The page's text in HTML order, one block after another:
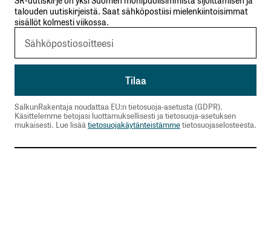
talouden uutiskirjeistä. Saat sähköpostiisi mielenkiintoisimmat
sisällöt kolmesti viikossa.
SalkunRakentaja noudattaa EU:n tietosuoja-asetusta (GDPR).
Käsittelemme tietojasi luottamuksellisesti ja tietosuoja-asetuksen
mukaisesti. Lue lisäätietosuojakäytänteistämmetietosuojaselosteesta.